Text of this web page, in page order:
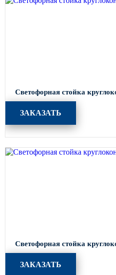
МАФ (МАЛЫЕ
Светофорная стойка
ЗАКАЗАТЬ
Светофорная стойка
ЗАКАЗАТЬ